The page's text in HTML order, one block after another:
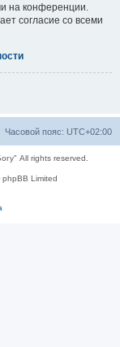
на конференции.
согласие со всеми
Часовой пояс: UTC+02:00
All rights reserved.
Limited